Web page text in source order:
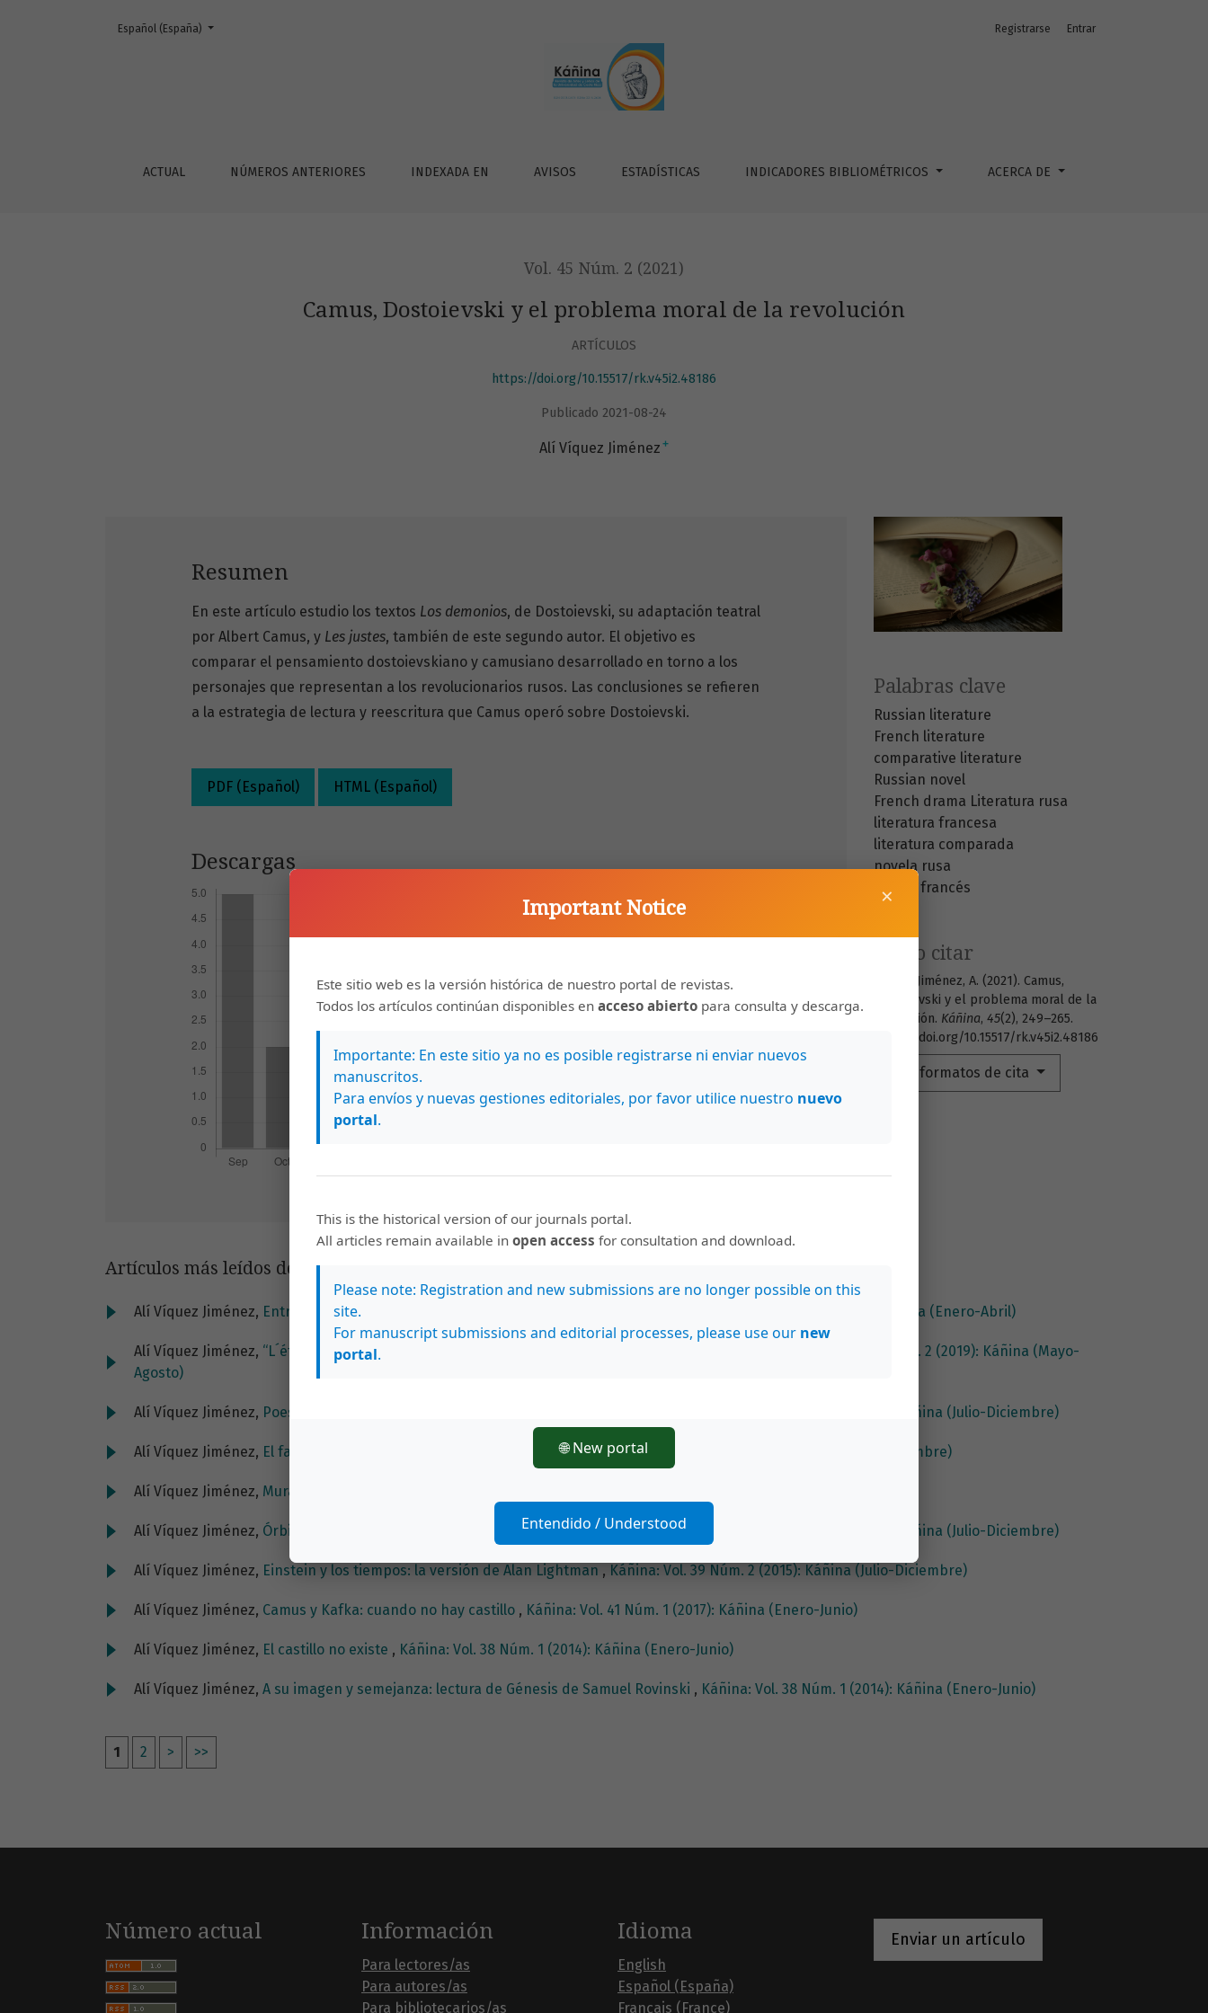
Camus, Dostoievski y el problema moral de la revolución
ACTUAL NÚMEROS ANTERIORES INDEXADA EN AVISOS ESTADÍSTICAS INDICADORES BIBLIOMÉTRICOS ACERCA DE
Registrarse Entrar
Cambiar el idioma. El actual es:
Español (España)
Vol. 45 Núm. 2 (2021)
Camus, Dostoievski y el problema moral de la revolución
ARTÍCULOS
https://doi.org/10.15517/rk.v45i2.48186
Publicado 2021-08-24
Alí Víquez Jiménez +
Palabras clave
Russian literature
French literature
comparative literature
Russian novel
French drama Literatura rusa
literatura francesa
literatura comparada
novela rusa
drama francés
Cómo citar
Víquez Jiménez, A. (2021). Camus,
Dostoievski y el problema moral de la
revolución. Káñina, 45(2), 249–265.
https://doi.org/10.15517/rk.v45i2.48186
Más formatos de cita
Resumen
En este artículo estudio los textos Los demonios, de Dostoievski, su adaptación teatral
por Albert Camus, y Les justes, también de este segundo autor. El objetivo es
comparar el pensamiento dostoievskiano y camusiano desarrollado en torno a los
personajes que representan a los revolucionarios rusos. Las conclusiones se refieren
a la estrategia de lectura y reescritura que Camus operó sobre Dostoievski.
PDF (Español) HTML (Español)
Descargas
Artículos más leídos del mismo autor/a
Alí Víquez Jiménez, Entre poemas estamos: Noces, de Camus y Cántico, de Guillén Káñina: Vol. 43 Núm. 1 (2019): Káñina (Enero-Abril)
Alí Víquez Jiménez, “L´état de siège” y “Clamor”: dos formas de mirar la post-guerra y sus tiranías
Káñina: Vol. 43 Núm. 2 (2019): Káñina (Mayo-
Agosto)
Alí Víquez Jiménez, Poesía social de Isaac Felipe Azofeifa: de Trunca unidad a Órbita Káñina: Vol. 31 Núm. 2 (2007): Káñina (Julio-Diciembre)
Alí Víquez Jiménez, El fatal Kafka y las ventajas de la incomprensión,Káñina: Vol. 37 Núm. 2 (2013): Káñina (Julio-Diciembre)
Alí Víquez Jiménez, Murámonos, Federico: Lectura desde Heráclito
Alí Víquez Jiménez, Órbita en la órbita de la poesía amorosa de Isaac Felipe Azofeifa Káñina: Vol. 31 Núm. 2 (2007): Káñina (Julio-Diciembre)
Alí Víquez Jiménez, Einstein y los tiempos: la versión de Alan Lightman , Káñina: Vol. 39 Núm. 2 (2015): Káñina (Julio-Diciembre)
Alí Víquez Jiménez, Camus y Kafka: cuando no hay castillo , Káñina: Vol. 41 Núm. 1 (2017): Káñina (Enero-Junio)
Alí Víquez Jiménez, El castillo no existe , Káñina: Vol. 38 Núm. 1 (2014): Káñina (Enero-Junio)
Alí Víquez Jiménez, A su imagen y semejanza: lectura de Génesis de Samuel Rovinski , Káñina: Vol. 38 Núm. 1 (2014): Káñina (Enero-Junio)
1 2 > >>
Número actual Información
Para lectores/as
Para autores/as
Para bibliotecarios/as
Idioma
English
Español (España)
Français (France)
Enviar un artículo
×
Important Notice
Este sitio web es la versión histórica de nuestro portal de revistas.
Todos los artículos continúan disponibles en acceso abierto para consulta y descarga.
Importante: En este sitio ya no es posible registrarse ni enviar nuevos
manuscritos.
Para envíos y nuevas gestiones editoriales, por favor utilice nuestro nuevo
portal.
This is the historical version of our journals portal.
All articles remain available in open access for consultation and download.
Please note: Registration and new submissions are no longer possible on this
site.
For manuscript submissions and editorial processes, please use our new
portal.
🌐 New portal
Entendido / Understood